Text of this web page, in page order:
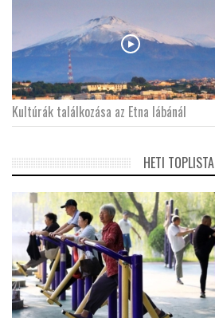
Kultúrák találkozása az Etna lábánál
HETI TOPLISTA